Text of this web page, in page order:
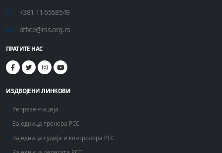
+381 11 6558549
office@rss.org.rs
ПРАТИТЕ НАС
ИЗДВОЈЕНИ ЛИНКОВИ
Репрезентација
Заједница тренера РСС
Заједница судија и контролора РСС